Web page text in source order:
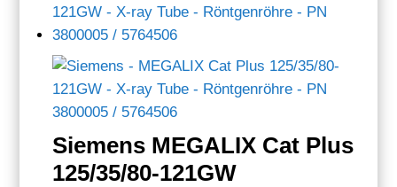
Siemens MEGALIX Cat Plus
125/35/80-121GW